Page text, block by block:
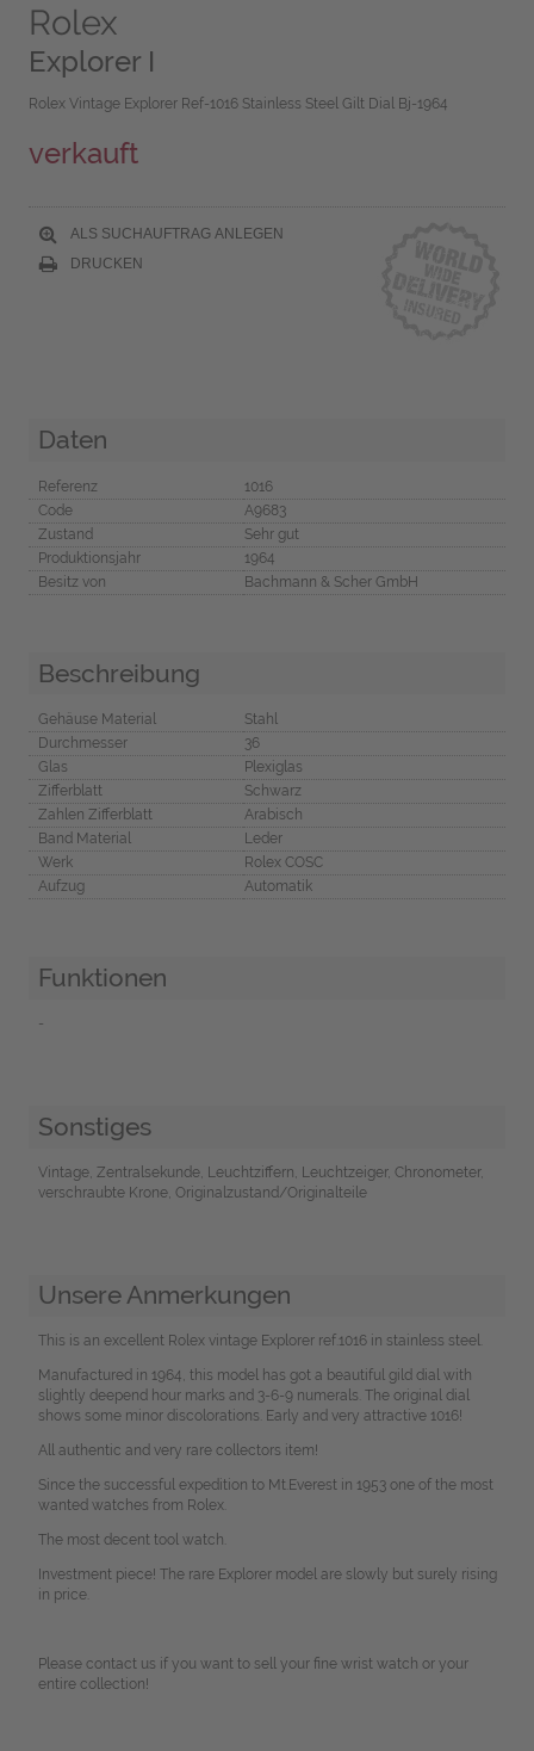
Rolex
Explorer I
Rolex Vintage Explorer Ref-1016 Stainless Steel Gilt Dial Bj-1964
verkauft
ALS SUCHAUFTRAG ANLEGEN
DRUCKEN
Daten
Referenz
1016
Code
A9683
Zustand
Sehr gut
Produktionsjahr
1964
Besitz von
Bachmann & Scher GmbH
Beschreibung
Gehäuse Material
Stahl
Durchmesser
36
Glas
Plexiglas
Zifferblatt
Schwarz
Zahlen Zifferblatt
Arabisch
Band Material
Leder
Werk
Rolex COSC
Aufzug
Automatik
Funktionen
-
Sonstiges
Vintage, Zentralsekunde, Leuchtziffern, Leuchtzeiger, Chronometer,
verschraubte Krone, Originalzustand/Originalteile
Unsere Anmerkungen
This is an excellent Rolex vintage Explorer ref.1016 in stainless steel.
Manufactured in 1964, this model has got a beautiful gild dial with
slightly deepend hour marks and 3-6-9 numerals. The original dial
shows some minor discolorations. Early and very attractive 1016!
All authentic and very rare collectors item!
Since the successful expedition to Mt.Everest in 1953 one of the most
wanted watches from Rolex.
The most decent tool watch.
Investment piece! The rare Explorer model are slowly but surely rising
in price.
Please contact us if you want to sell your fine wrist watch or your
entire collection!